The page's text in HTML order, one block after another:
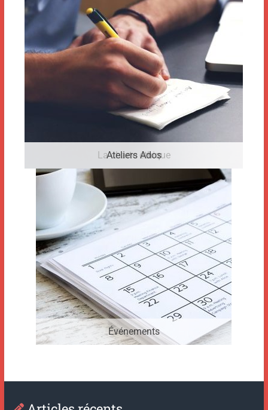
La charte éthique
Ateliers Ados
Événements